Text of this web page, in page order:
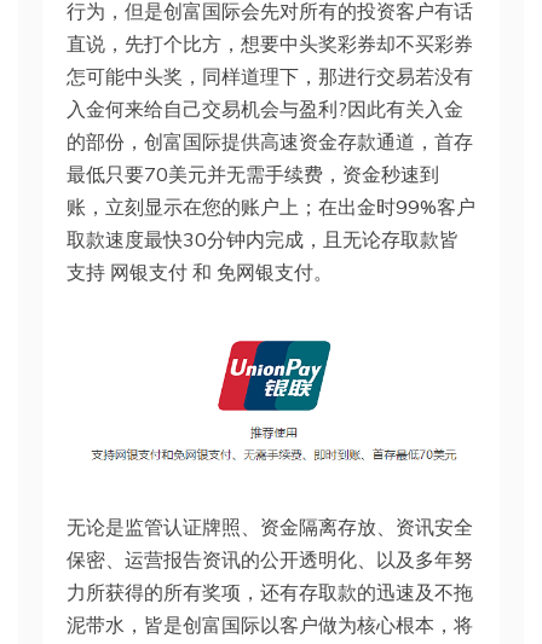
行为，但是创富国际会先对所有的投资客户有话
直说，先打个比方，想要中头奖彩券却不买彩券
怎可能中头奖，同样道理下，那进行交易若没有
入金何来给自己交易机会与盈利?因此有关入金
的部份，创富国际提供高速资金存款通道，首存
最低只要70美元并无需手续费，资金秒速到
账，立刻显示在您的账户上；在出金时99%客户
取款速度最快30分钟内完成，且无论存取款皆
支持 网银支付 和 免网银支付。
无论是监管认证牌照、资金隔离存放、资讯安全
保密、运营报告资讯的公开透明化、以及多年努
力所获得的所有奖项，还有存取款的迅速及不拖
泥带水，皆是创富国际以客户做为核心根本，将